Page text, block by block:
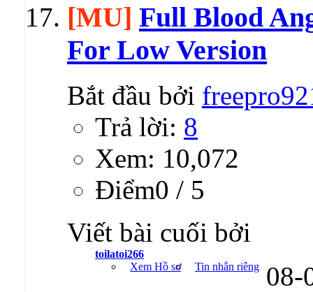
[MU] Full Blood
For Low Version
Bắt đầu bởi
Trả lời: 8
Xem: 10,072
Ðiểm0 / 5
Viết bài cuối bởi
toilatoi266
Xem Hồ sơ
Tin nhắn riêng 08-